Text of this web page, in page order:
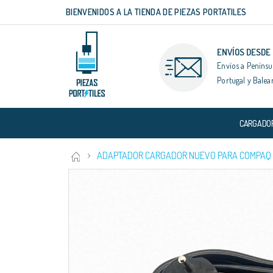
contenido
BIENVENIDOS A LA TIENDA DE PIEZAS PORTATILES
ENVÍOS
Envíos a
Portugal y
ADAPTADOR CARGADOR NUEVO PARA